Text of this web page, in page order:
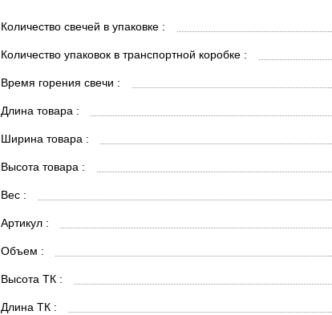
Количество свечей в упаковке :
Количество упаковок в транспортной коробке :
Время горения свечи :
Длина товара :
Ширина товара :
Высота товара :
Вес :
Артикул :
Объем :
Высота ТК :
Длина ТК :